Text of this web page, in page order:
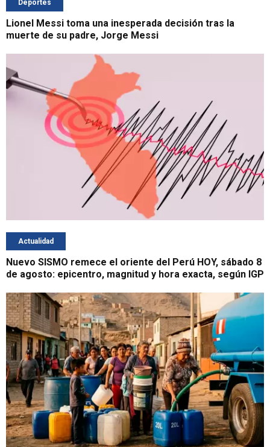
Deportes
Lionel Messi toma una inesperada decisión tras la
muerte de su padre, Jorge Messi
Actualidad
Nuevo SISMO remece el oriente del Perú HOY, sábado 8
de agosto: epicentro, magnitud y hora exacta, según IGP